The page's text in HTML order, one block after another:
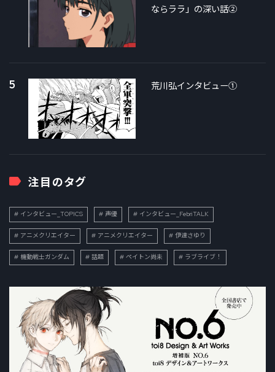
ならララ」の深い話②
5 荒川弘インタビュー①
注目のタグ
インタビュー_TOPICS 声優 インタビュー_FebriTALK
アニメクリエイター アニメクリエイター 伊達さゆり
機動戦士ガンダム 話題 ペイトン尚未 ラブライブ！